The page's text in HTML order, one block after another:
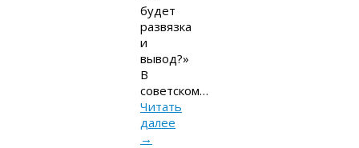
будет
развязка
и
вывод?»
В
советском…
Читать
далее
→